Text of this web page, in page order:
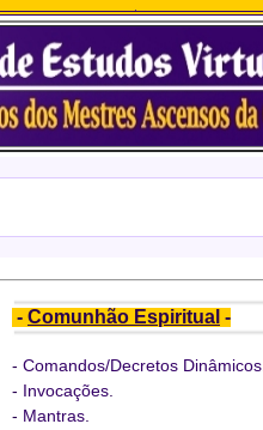
- Comunhão Espiritual -
- Comandos/Decretos Dinâmicos
- Invocações
- Mantras